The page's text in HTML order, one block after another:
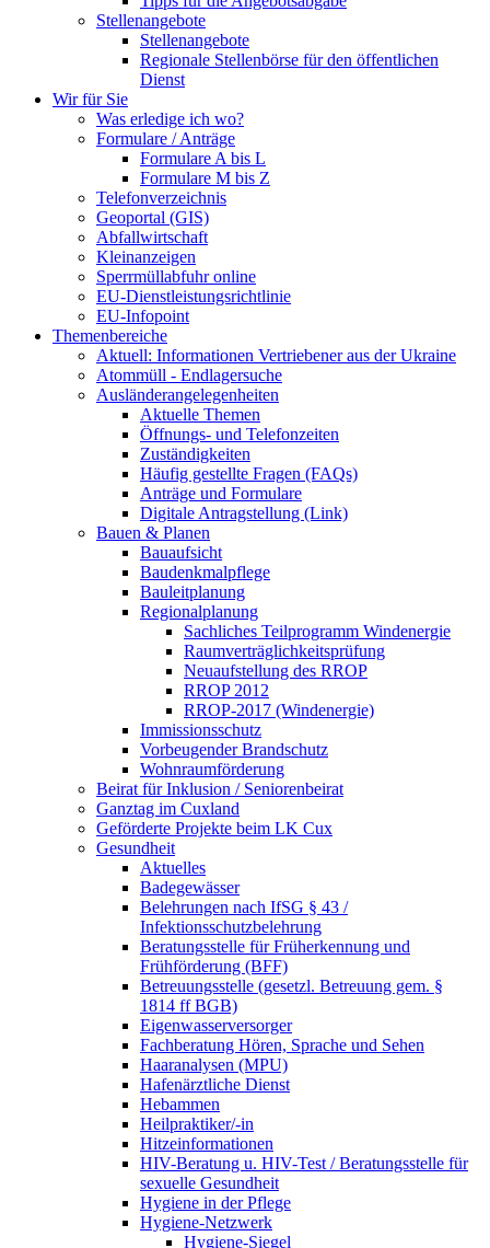
Stellenangebote
Stellenangebote
Regionale Stellenbörse für den öffentlichen
Dienst
Wir für Sie
Was erledige ich wo?
Formulare / Anträge
Formulare A bis L
Formulare M bis Z
Telefonverzeichnis
Geoportal (GIS)
Abfallwirtschaft
Kleinanzeigen
Sperrmüllabfuhr online
EU-Dienstleistungsrichtlinie
EU-Infopoint
Themenbereiche
Aktuell: Informationen Vertriebener aus der Ukraine
Atommüll - Endlagersuche
Ausländerangelegenheiten
Aktuelle Themen
Öffnungs- und Telefonzeiten
Zuständigkeiten
Häufig gestellte Fragen (FAQs)
Anträge und Formulare
Digitale Antragstellung (Link)
Bauen & Planen
Bauaufsicht
Baudenkmalpflege
Bauleitplanung
Regionalplanung
Sachliches Teilprogramm Windenergie
Raumverträglichkeitsprüfung
Neuaufstellung des RROP
RROP 2012
RROP-2017 (Windenergie)
Immissionsschutz
Vorbeugender Brandschutz
Wohnraumförderung
Beirat für Inklusion / Seniorenbeirat
Ganztag im Cuxland
Geförderte Projekte beim LK Cux
Gesundheit
Aktuelles
Badegewässer
Belehrungen nach IfSG § 43 /
Infektionsschutzbelehrung
Beratungsstelle für Früherkennung und
Frühförderung (BFF)
Betreuungsstelle (gesetzl. Betreuung gem. §
1814 ff BGB)
Eigenwasserversorger
Fachberatung Hören, Sprache und Sehen
Haaranalysen (MPU)
Hafenärztliche Dienst
Hebammen
Heilpraktiker/-in
Hitzeinformationen
HIV-Beratung u. HIV-Test / Beratungsstelle für
sexuelle Gesundheit
Hygiene in der Pflege
Hygiene-Netzwerk
Hygiene-Siegel